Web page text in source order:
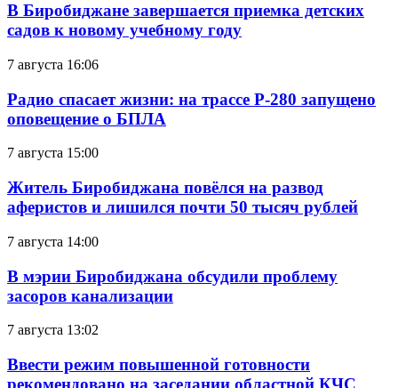
В Биробиджане завершается приемка детских
садов к новому учебному году
7 августа 16:06
Радио спасает жизни: на трассе Р-280 запущено
оповещение о БПЛА
7 августа 15:00
Житель Биробиджана повёлся на развод
аферистов и лишился почти 50 тысяч рублей
7 августа 14:00
В мэрии Биробиджана обсудили проблему
засоров канализации
7 августа 13:02
Ввести режим повышенной готовности
рекомендовано на заседании областной КЧС